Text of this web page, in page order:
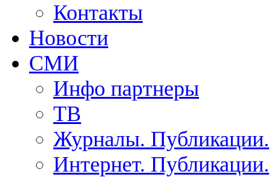
Контакты
Новости
СМИ
Инфо партнеры
ТВ
Журналы. Публикации.
Интернет. Публикации.